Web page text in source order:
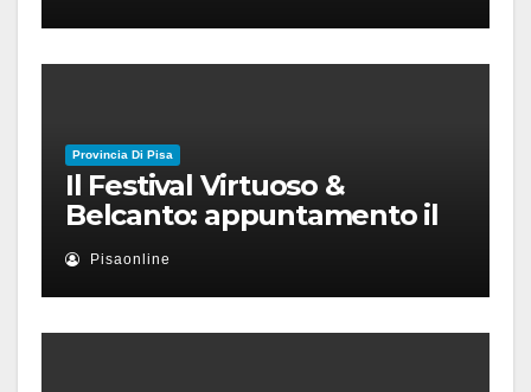
Provincia Di Pisa
Il Festival Virtuoso &
Belcanto: appuntamento il
28 luglio a Palazzo Blu con
Ruben Micieli
Pisaonline